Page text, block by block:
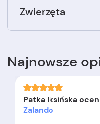
Zwierzęta
Najnowsze
Patka Iksińska
Zalando